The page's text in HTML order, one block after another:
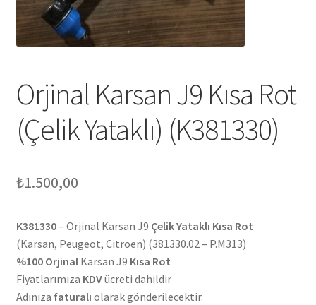
Orjinal Karsan J9 Kısa Rot
(Çelik Yataklı) (K381330)
₺1.500,00
K381330– Orjinal Karsan J9 Çelik Yataklı Kısa Rot
(Karsan, Peugeot, Citroen) (381330.02 – P.M313)
%100 OrjinalKarsan J9 Kısa Rot
Fiyatlarımıza KDVücreti dahildir
Adınıza faturalı olarak gönderilecektir.